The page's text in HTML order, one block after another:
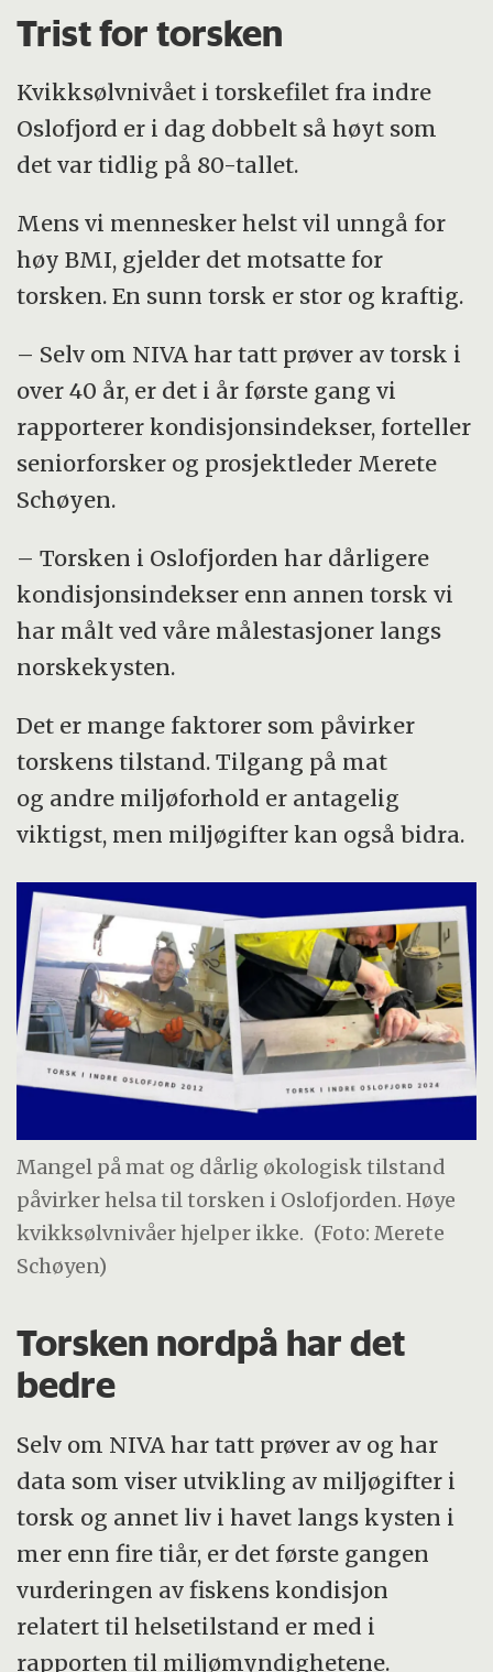
Trist for torsken
Kvikksølvnivået i torskefilet fra indre
Oslofjord er i dag dobbelt så høyt som
det var tidlig på 80-tallet.
Mens vi mennesker helst vil unngå for
høy BMI, gjelder det motsatte for
torsken. En sunn torsk er stor og kraftig.
– Selv om NIVA har tatt prøver av torsk i
over 40 år, er det i år første gang vi
rapporterer kondisjonsindekser, forteller
seniorforsker og prosjektleder Merete
Schøyen.
– Torsken i Oslofjorden har dårligere
kondisjonsindekser enn annen torsk vi
har målt ved våre målestasjoner langs
norskekysten.
Det er mange faktorer som påvirker
torskens tilstand. Tilgang på mat
og andre miljøforhold er antagelig
viktigst, men miljøgifter kan også bidra.
Mangel på mat og dårlig økologisk tilstand
påvirker helsa til torsken i Oslofjorden. Høye
kvikksølvnivåer hjelper ikke. (Foto: Merete
Schøyen)
Torsken nordpå har det
bedre
Selv om NIVA har tatt prøver av og har
data som viser utvikling av miljøgifter i
torsk og annet liv i havet langs kysten i
mer enn fire tiår, er det første gangen
vurderingen av fiskens kondisjon
relatert til helsetilstand er med i
rapporten til miljømyndighetene.